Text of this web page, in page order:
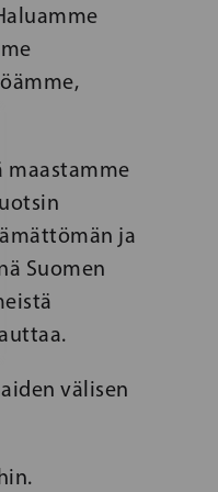
maastamme
ja
Suomen
välisen